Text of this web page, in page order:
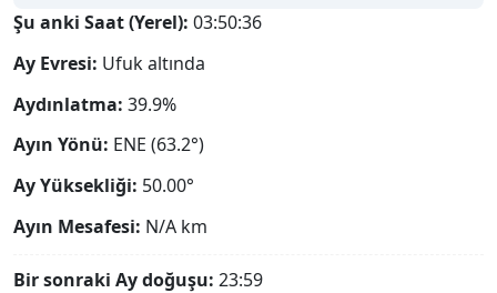
Şu anki Saat (Yerel): 03:50:38
Ay Evresi: Ufuk altında
Aydınlatma: 39.9%
Ayın Yönü: ENE (63.2°)
Ay Yüksekliği: 50.00°
Ayın Mesafesi: N/A km
Bir sonraki Ay doğuşu: 23:59